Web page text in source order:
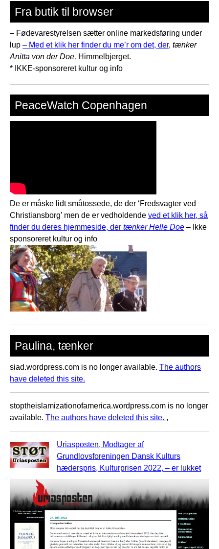
Fra butik til browser
– Fødevarestyrelsen sætter online markedsføring under
lup – Med et klik her finder du me’r om det, der, tænker
Anitta von der Doe, Himmelbjerget.
* IKKE-sponsoreret kultur og info
PeaceWatch Copenhagen
De er måske lidt småtossede, de der ‘Fredsvagter ved
Christiansborg’ men de er vedholdende ved et klik her, så
finder du deres hjemmeside, der tænker Helle Doe – Ikke
sponsoreret kultur og info
Paulina, tænker
siad.wordpress.com is no longer available. The authors
have deleted this site.
stoptheislamizationofamerica.wordpress.com is no longer
available. The authors have deleted this site. ,
Uriasposten, Modtager af
Grundlovsforeningen Dansk Kulturs
hæderspris, Kulturprisen 2022, – er lukket